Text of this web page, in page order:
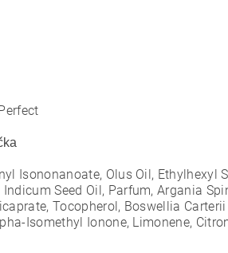
Isononanoate, Olus Oil, Ethylhexyl
Indicum Seed Oil, Parfum, Argania
Tocopherol, Boswellia
Isomethyl Ionone, Limonene,